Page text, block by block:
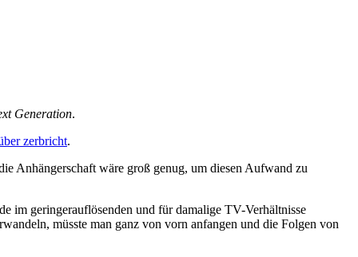
Generation.
zerbricht.
Anhängerschaft wäre groß genug, um diesen Aufwand zu
im geringerauflösenden und für damalige TV-Verhältnisse
müsste man ganz von vorn anfangen und die Folgen von